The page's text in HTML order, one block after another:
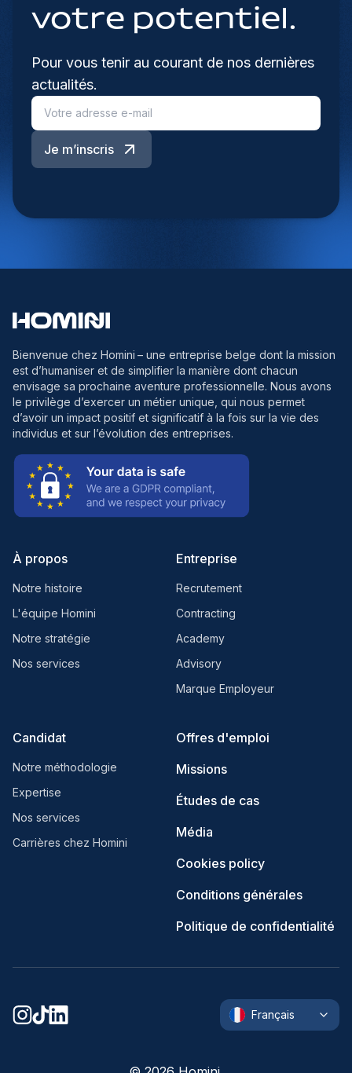
votre potentiel.
Pour vous tenir au courant de nos dernières
actualités.
Je m’inscris
Bienvenue chez Homini – une entreprise belge dont la mission
est d’humaniser et de simplifier la manière dont chacun
envisage sa prochaine aventure professionnelle. Nous avons
le privilège d’exercer un métier unique, qui nous permet
d’avoir un impact positif et significatif à la fois sur la vie des
individus et sur l’évolution des entreprises.
À propos
Notre histoire
L'équipe Homini
Notre stratégie
Nos services
Entreprise
Recrutement
Contracting
Academy
Advisory
Marque Employeur
Candidat
Notre méthodologie
Expertise
Nos services
Carrières chez Homini
Offres d'emploi
Missions
Études de cas
Média
Cookies policy
Conditions générales
Politique de confidentialité
Français